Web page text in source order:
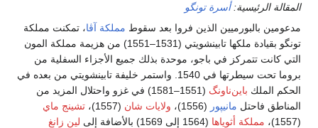
المقالة الرئيسية:أسرة تونگو
مدعومين بالبورميين الذين فروا بعد سقوط مملكة آڤا، تمكنت مملكة
تونگو بقيادة ملكها تابينشويتي (1531–1551) من هزيمة مملكة المون
التي كانت تتمركز في باجو، موحدة بذلك جميع الأجزاء السفلية من
بروما تحت سيطرتها في 1540. واستمر خليفة تابينشويتي من بعده في
الحكم الملك باين‌ناونگ
(1551–1581) في غزو واحتلال المزيد من
المناطق فاحتل مانيپور (1556)، ولايات شان (1557)،
تشينج ماي
(1557)،
مملكة أثوياها (1564 إلى 1569) بالأضافة إلى
لين زانغ